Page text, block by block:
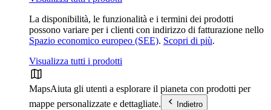
La disponibilità, le funzionalità e i termini dei prodotti
possono variare per i clienti con indirizzo di fatturazione nello
Spazio economico europeo (SEE). Scopri di più.
Visualizza tutti i prodotti
MapsAiuta gli utenti a esplorare il pianeta con prodotti per
mappe personalizzate e dettagliate.
Indietro